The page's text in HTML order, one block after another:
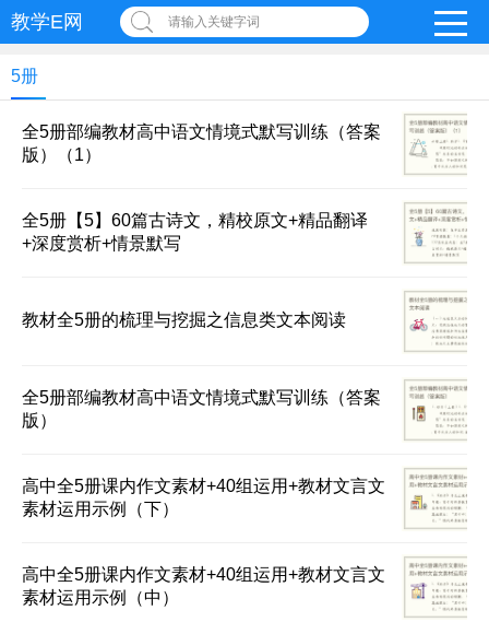
教学E网 请输入关键字词
5册
全5册部编教材高中语文情境式默写训练（答案
版）（1）
全5册【5】60篇古诗文，精校原文+精品翻译
+深度赏析+情景默写
教材全5册的梳理与挖掘之信息类文本阅读
全5册部编教材高中语文情境式默写训练（答案
版）
高中全5册课内作文素材+40组运用+教材文言文
素材运用示例（下）
高中全5册课内作文素材+40组运用+教材文言文
素材运用示例（中）